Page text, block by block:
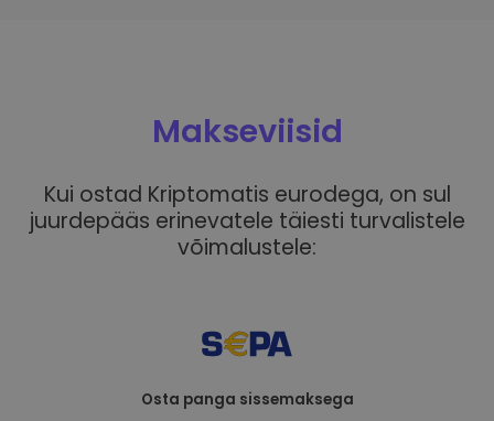
Makseviisid
Kui ostad Kriptomatis eurodega, on sul
juurdepääs erinevatele täiesti turvalistele
võimalustele:
Osta panga sissemaksega